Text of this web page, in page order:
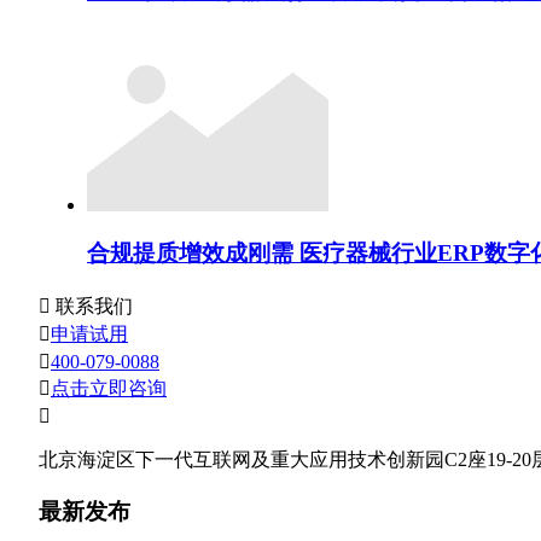
合规提质增效成刚需 医疗器械行业ERP数字
 联系我们
申请试用
400-079-0088
 点击立即咨询

北京海淀区下一代互联网及重大应用技术创新园C2座19-20
最新发布